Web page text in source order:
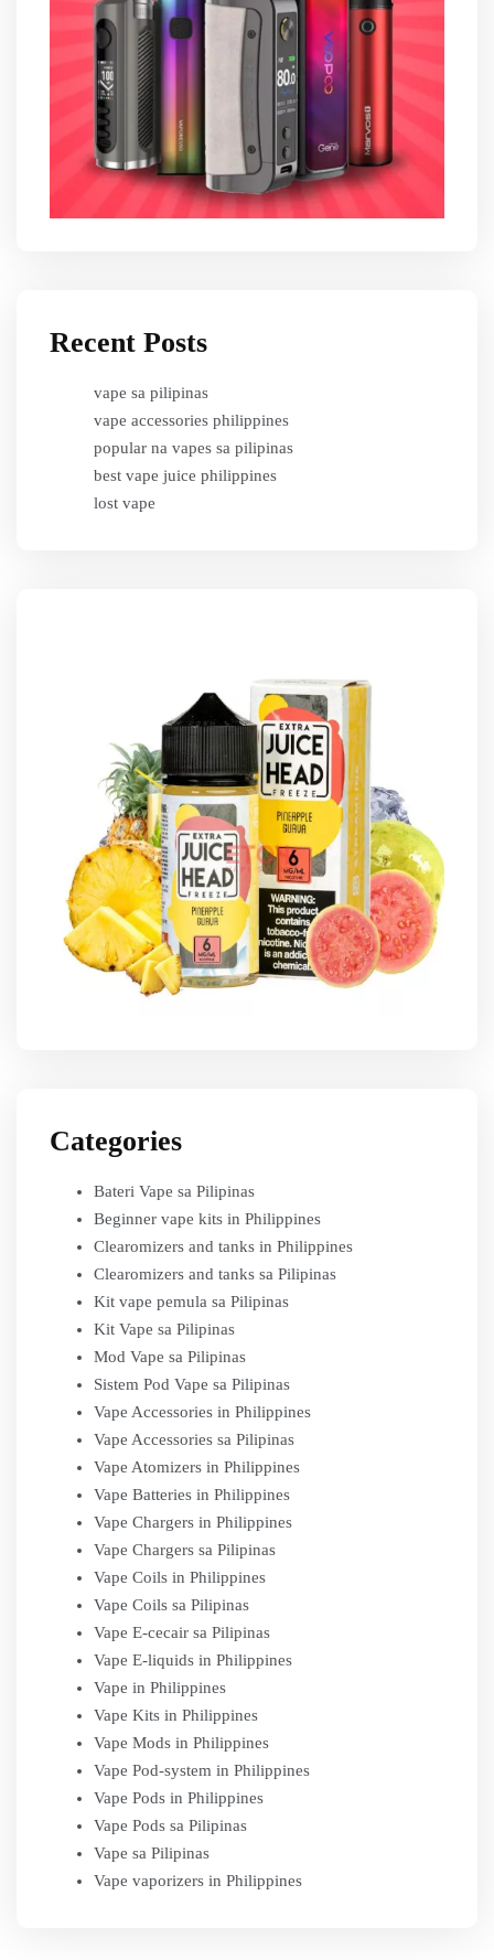
Recent Posts
vape sa pilipinas
vape accessories philippines
popular na vapes sa pilipinas
best vape juice philippines
lost vape
Categories
Bateri Vape sa Pilipinas
Beginner vape kits in Philippines
Clearomizers and tanks in Philippines
Clearomizers and tanks sa Pilipinas
Kit vape pemula sa Pilipinas
Kit Vape sa Pilipinas
Mod Vape sa Pilipinas
Sistem Pod Vape sa Pilipinas
Vape Accessories in Philippines
Vape Accessories sa Pilipinas
Vape Atomizers in Philippines
Vape Batteries in Philippines
Vape Chargers in Philippines
Vape Chargers sa Pilipinas
Vape Coils in Philippines
Vape Coils sa Pilipinas
Vape E-cecair sa Pilipinas
Vape E-liquids in Philippines
Vape in Philippines
Vape Kits in Philippines
Vape Mods in Philippines
Vape Pod-system in Philippines
Vape Pods in Philippines
Vape Pods sa Pilipinas
Vape sa Pilipinas
Vape vaporizers in Philippines